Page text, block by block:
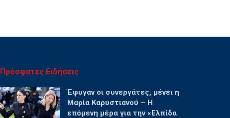
Πρόσφατες Ειδήσεις
Έφυγαν οι συνεργάτες, μένει η
Μαρία Καρυστιανού – Η
επόμενη μέρα για την «Ελπίδα